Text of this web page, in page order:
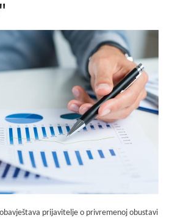
prijavitelje o privremenoj obustavi